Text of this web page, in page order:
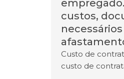
custos,
Custo de
custo de